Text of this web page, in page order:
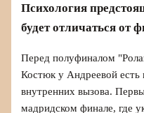
Психология
будет отличаться от
Перед полуфиналом
Костюк у Андреевой
внутренних вызова.
мадридском финале, где